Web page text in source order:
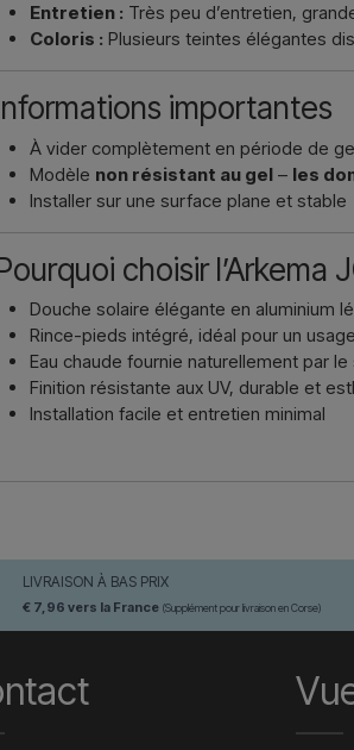
Entretien : Très peu d’entretien,
Coloris : Plusieurs teintes élégantes
importantes
À vider complètement en période de
Modèle non résistant au gel – les
Installer sur une surface plane et stable
choisir l’Arkema
Douche solaire élégante en aluminium
Rince-pieds intégré, idéal pour un
Eau chaude fournie naturellement par le
Finition résistante aux UV, durable et
Installation facile et entretien minimal
LIVRAISON À BAS PRIX
€ 7,96 vers la France (Supplément pour livraison en Corse)